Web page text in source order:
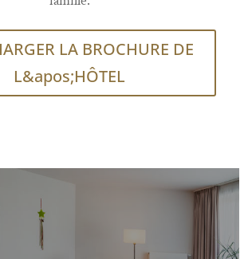
LA BROCHURE DE
L&apos;HÔTEL